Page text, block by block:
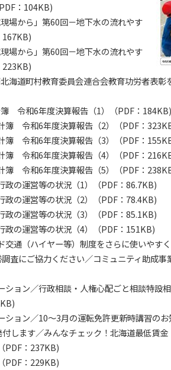
：104KB)
場から」第60回－地下水の流れやす
167KB)
場から」第60回－地下水の流れやす
223KB)
道町村教育委員会連合会教育功労者表彰
令和6年度決算報告（1）（PDF：184KB)
簿 令和6年度決算報告（2）（PDF：
簿 令和6年度決算報告（3）（PDF：
簿 令和6年度決算報告（4）（PDF：
簿 令和6年度決算報告（5）（PDF：
政の運営等の状況（1）（PDF：86.7KB)
政の運営等の状況（2）（PDF：78.4KB)
政の運営等の状況（3）（PDF：85.1KB)
政の運営等の状況（4）（PDF：151KB)
交通（ハイヤー等）制度をさらに使いやす
査にご協力ください／コミュニティ助成
ション／行政相談・人権心配ごと相談特設
ション／10～3月の運転免許更新時講習の
します／みんなチェック！北海道最低賃
PDF：237KB)
PDF：229KB)